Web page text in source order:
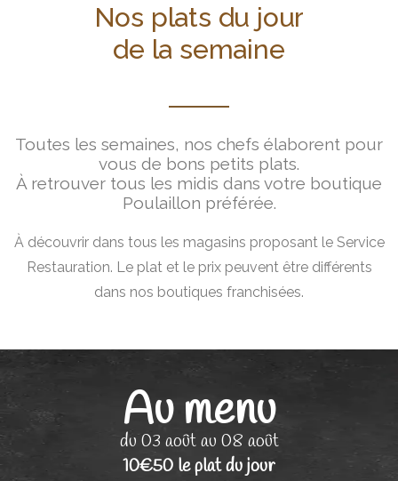
Nos plats du jour
de la semaine
Toutes les semaines, nos chefs élaborent pour
vous de bons petits plats.
À retrouver tous les midis dans votre boutique
Poulaillon préférée.
À découvrir dans tous les magasins proposant le Service
Restauration. Le plat et le prix peuvent être différents
dans nos boutiques franchisées.
Au menu
du 03 août au 08 août
10€50 le plat du jour